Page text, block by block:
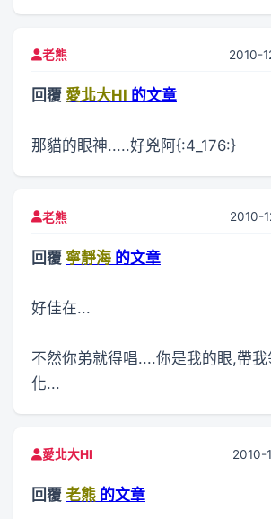
老熊 2010-
回覆 愛北大HI 的文章
那貓的眼神.....好兇阿{:4_176:}
老熊 2010-
回覆 寧靜海 的文章
好佳在...
不然你弟就得唱....你是我的眼,帶
化...
愛北大HI 2010-
回覆 老熊 的文章